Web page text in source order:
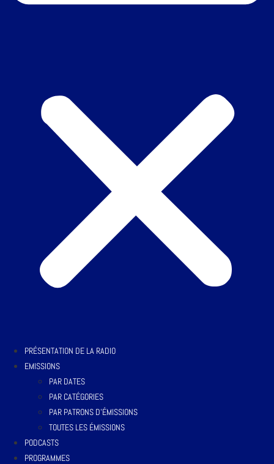
PRÉSENTATION DE LA RADIO
EMISSIONS
PAR DATES
PAR CATÉGORIES
PAR PATRONS D’ÉMISSIONS
TOUTES LES ÉMISSIONS
PODCASTS
PROGRAMMES